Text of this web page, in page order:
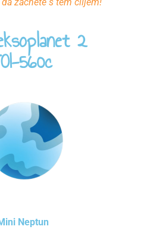
2
560c
Neptun